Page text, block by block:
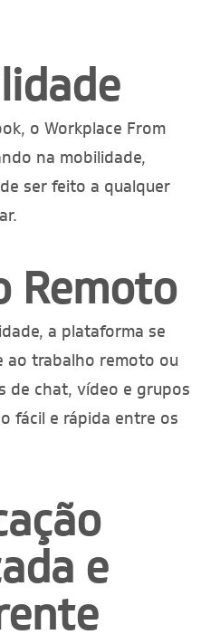
o Workplace From
na mobilidade,
ser feito a qualquer
Remoto
a plataforma se
trabalho remoto ou
de chat, vídeo e grupos
fácil e rápida entre os
e